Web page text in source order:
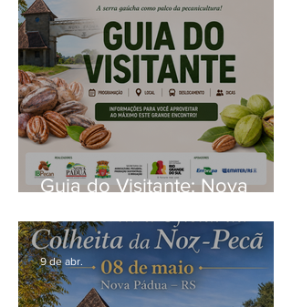
Guia do Visitante: Nova
Abertura Oficial da Colheita
da Noz-Pecan no RS.
9 de abr.